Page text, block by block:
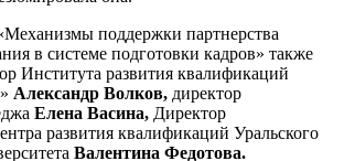
поддержки партнерства
в системе подготовки кадров» также
Института развития квалификаций
Александр Волков, директор
Елена Васина, Директор
развития квалификаций Уральского
Валентина Федотова.